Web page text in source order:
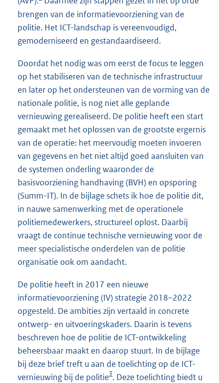
brengen van de informatievoorziening van de
politie. Het ICT-landschap is vereenvoudigd,
gemoderniseerd en gestandaardiseerd.
Doordat het nodig was om eerst de focus te leggen
op het stabiliseren van de technische infrastructuur
en later op het ondersteunen van de vorming van de
nationale politie, is nog niet alle geplande
vernieuwing gerealiseerd. De politie heeft een start
gemaakt met het oplossen van de grootste ergernis
van de operatie: het meervoudig moeten invoeren
van gegevens en het niet altijd goed aansluiten van
de systemen onderling waaronder de
basisvoorziening handhaving (BVH) en opsporing
(Summ-IT). In de bijlage schets ik hoe de politie dit,
in nauwe samenwerking met de operationele
politiemedewerkers, structureel oplost. Daarbij
vraagt de continue technische vernieuwing voor de
meer specialistische onderdelen van de politie
organisatie ook om aandacht.
De politie heeft in 2017 een nieuwe
informatievoorziening (IV) strategie 2018–2022
opgesteld. De ambities zijn vertaald in concrete
ontwerp- en uitvoeringskaders. Daarin is tevens
beschreven hoe de politie de ICT-ontwikkeling
beheersbaar maakt en daarop stuurt. In de bijlage
bij deze brief treft u aan de toelichting op de ICT-
vernieuwing bij de politie3. Deze toelichting biedt u